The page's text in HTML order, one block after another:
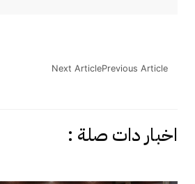
Previous Article
Next Article
اخبار دات صلة :